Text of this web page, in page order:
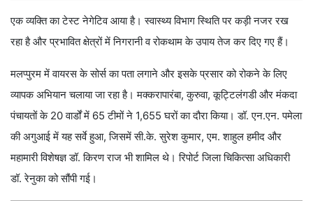
एक व्यक्ति का टेस्ट नेगेटिव आया है। स्वास्थ्य विभाग स्थिति पर कड़ी नजर रख
रहा है और प्रभावित क्षेत्रों में निगरानी व रोकथाम के उपाय तेज कर दिए गए हैं।
मलप्पुरम में वायरस के सोर्स का पता लगाने और इसके प्रसार को रोकने के लिए
व्यापक अभियान चलाया जा रहा है। मक्करापारंबा, कुरुवा, कूट्टिलंगडी और मंकदा
पंचायतों के 20 वार्डों में 65 टीमों ने 1,655 घरों का दौरा किया। डॉ. एन.एन. पमेला
की अगुआई में यह सर्वे हुआ, जिसमें सी.के. सुरेश कुमार, एम. शाहुल हमीद और
महामारी विशेषज्ञ डॉ. किरण राज भी शामिल थे। रिपोर्ट जिला चिकित्सा अधिकारी
डॉ. रेनुका को सौंपी गई।